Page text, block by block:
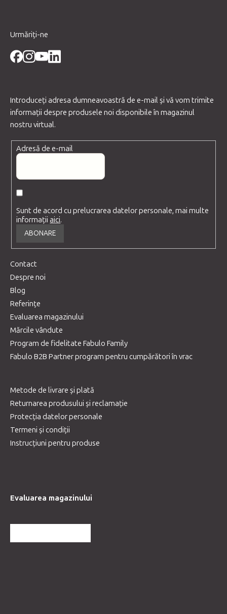
Urmăriți-ne
Introduceţi adresa dumneavoastră de e-mail şi vă vom trimite
informaţii despre produsele noi disponibile în magazinul
nostru virtual.
Adresă de e-mail
Sunt de acord cu prelucrarea datelor personale, mai multe
informațiiaici.
ABONARE
Contact
Despre noi
Blog
Referințe
Evaluarea magazinului
Mărcile vândute
Program de fidelitate Fabulo Family
Fabulo B2B Partner program pentru cumpărători în vrac
Metode de livrare și plată
Returnarea produsului și reclamație
Protecția datelor personale
Termeni și condiții
Instrucțiuni pentru produse
Evaluarea magazinului